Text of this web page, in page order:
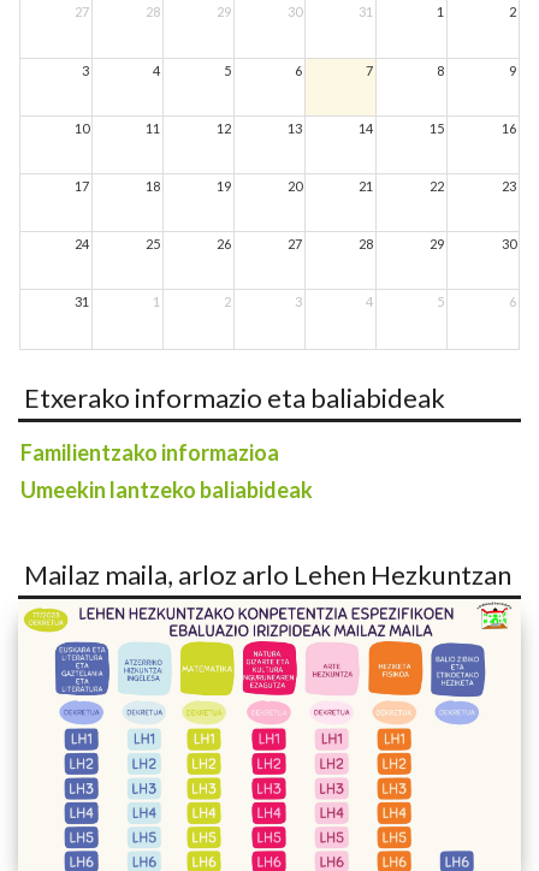
27
28 29 30 31 1 2
3 4 5 6 7 8 9
10 11 12 13 14 15 16
17 18 19 20 21 22 23
24 25 26 27 28 29 30
31 1 2 3 4 5 6
Etxerako informazio eta baliabideak
Familientzako informazioa
Umeekin lantzeko baliabideak
Mailaz maila, arloz arlo Lehen Hezkuntzan